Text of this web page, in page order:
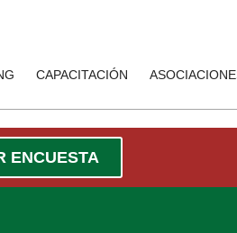
CAPACITACIÓN
ENCUESTA